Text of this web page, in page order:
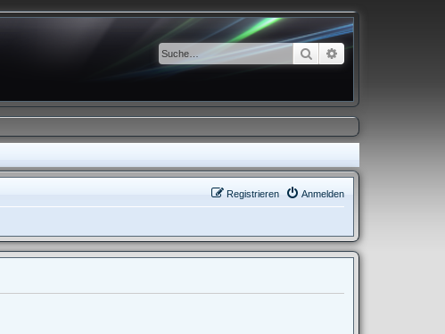
Suche Erweiterte Suche
Anmelden
Registrieren